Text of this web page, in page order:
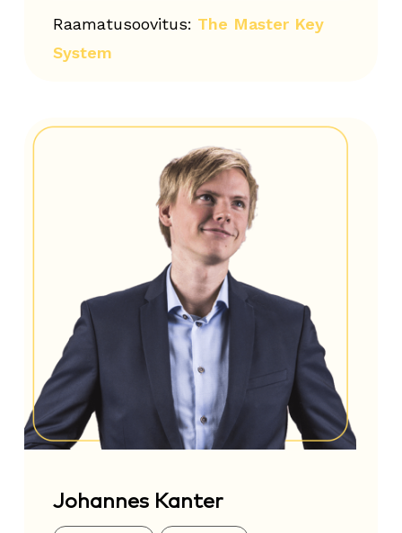
Raamatusoovitus: The Master Key
System
Johannes Kanter